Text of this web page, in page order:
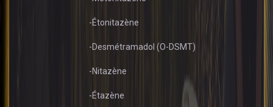
-Étonitazène
-Desmétramadol (O-DSMT)
-Nitazène
-Étazène